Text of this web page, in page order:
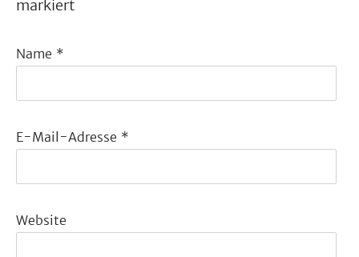
markiert
Name *
E-Mail-Adresse *
Website